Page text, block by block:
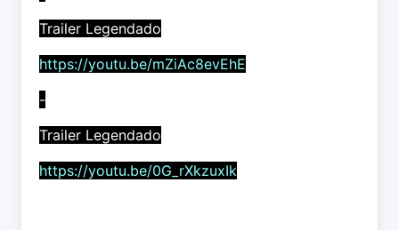
Trailer Legendado
https://youtu.be/mZiAc8evEhE
-
Trailer Legendado
https://youtu.be/0G_rXkzuxIk